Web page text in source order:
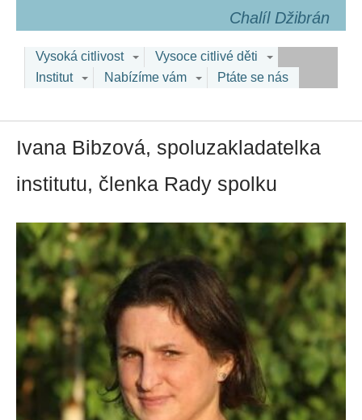
Chalíl Džibrán
Vysoká citlivost
Vysoce citlivé děti
Institut
Nabízíme vám Ptáte se nás
Ivana Bibzová, spoluzakladatelka
institutu, členka Rady spolku